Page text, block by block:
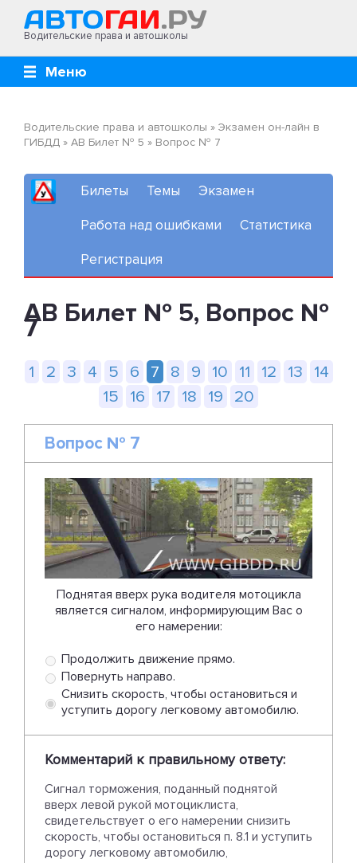
Водительские права и автошколы
Меню
Водительские права и автошколы » Экзамен он-лайн в
ГИБДД » AB Билет № 5 » Вопрос № 7
Билеты Темы Экзамен
Работа над ошибками Статистика
Регистрация
AB Билет № 5, Вопрос №
7
1 2 3 4 5 6 7 8 9 10 11 12 13
14
15
16 17 18 19 20
Вопрос № 7
Поднятая вверх рука водителя мотоцикла
является сигналом, информирующим Вас о
его намерении:
Продолжить движение прямо.
Повернуть направо.
Снизить скорость, чтобы остановиться и
уступить дорогу легковому автомобилю.
Комментарий к правильному ответу:
Сигнал торможения, поданный поднятой
вверх левой рукой мотоциклиста,
свидетельствует о его намерении снизить
скорость, чтобы остановиться п. 8.1 и уступить
дорогу легковому автомобилю,